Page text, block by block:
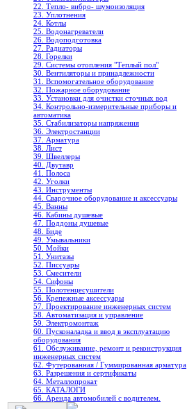
22. Тепло- вибро- шумоизоляция
23. Уплотнения
24. Котлы
25. Водонагреватели
26. Водоподготовка
27. Радиаторы
28. Горелки
29. Системы отопления "Теплый пол"
30. Вентиляторы и принадлежности
31. Вспомогательное оборудование
32. Пожарное оборудование
33. Установки для очистки сточных вод
34. Контрольно-измерительные приборы и
автоматика
35. Стабилизаторы напряжения
36. Электростанции
37. Арматура
38. Лист
39. Швеллеры
40. Двутавр
41. Полоса
42. Уголки
43. Инструменты
44. Сварочное оборудование и аксессуары
45. Ванны
46. Кабины душевые
47. Поддоны душевые
48. Биде
49. Умывальники
50. Мойки
51. Унитазы
52. Писсуары
53. Смесители
54. Сифоны
55. Полотенцесушители
56. Крепежные аксессуары
57. Проектирование инженерных систем
58. Автоматизация и управление
59. Электромонтаж
60. Пусконаладка и ввод в эксплуатацию
оборудования
61. Обслуживание, ремонт и реконструкция
инженерных систем
62. Футерованная / Гуммированная арматура
63. Разрешения и сертификаты
64. Металлопрокат
65. КАТАЛОГИ
66. Аренда автомобилей с водителем.